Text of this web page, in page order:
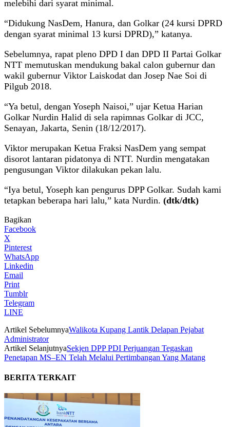
melebihi dari syarat minimal.
“Didukung NasDem, Hanura, dan Golkar (24 kursi DPRD
dengan syarat minimal 13 kursi DPRD),” katanya.
Sebelumnya, rapat pleno DPD I dan DPD II Partai Golkar
NTT memutuskan mendukung bakal calon gubernur dan
wakil gubernur Viktor Laiskodat dan Josep Nae Soi di
Pilgub 2018.
“Ya betul, dengan Yoseph Naisoi,” ujar Ketua Harian
Golkar Nurdin Halid di sela rapimnas Golkar di JCC,
Senayan, Jakarta, Senin (18/12/2017).
Viktor merupakan Ketua Fraksi NasDem yang sempat
disorot lantaran pidatonya di NTT. Nurdin mengatakan
pengusungan Viktor dilakukan pekan lalu.
“Iya betul, Yoseph kan pengurus DPP Golkar. Sudah kami
tetapkan beberapa hari lalu,” kata Nurdin. (dtk/dtk)
Bagikan
Facebook
X
Pinterest
WhatsApp
Linkedin
Email
Print
Tumblr
Telegram
LINE
Artikel SebelumnyaWalikota Kupang Lantik Delapan Pejabat
Administrator
Artikel SelanjutnyaSekjen DPP PDI Perjuangan Tegaskan
Penetapan MS–EN Telah Melalui Pertimbangan Yang Matang
BERITA TERKAIT